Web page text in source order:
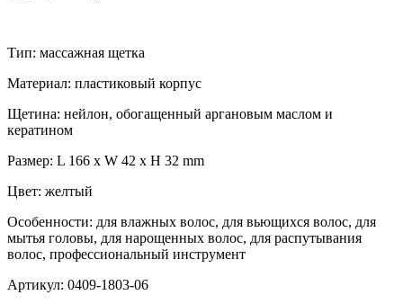
Тип: массажная щетка
Материал: пластиковый корпус
Щетина: нейлон, обогащенный аргановым маслом и
кератином
Размер: L 166 x W 42 x H 32 mm
Цвет: желтый
Особенности: для влажных волос, для вьющихся волос, для
мытья головы, для нарощенных волос, для распутывания
волос, профессиональный инструмент
Артикул: 0409-1803-06